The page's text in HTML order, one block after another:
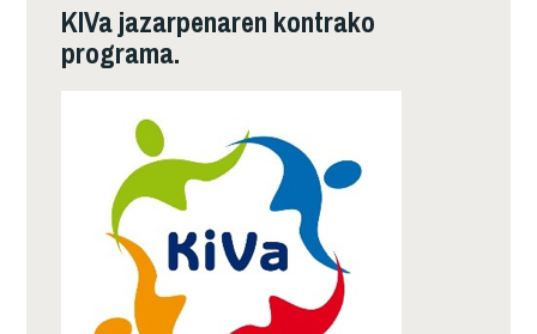
KIVa jazarpenaren kontrako
programa.